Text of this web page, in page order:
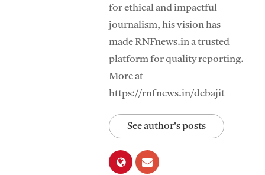
for ethical and impactful
journalism, his vision has
made RNFnews.in a trusted
platform for quality reporting.
More at
https://rnfnews.in/debajit
See author's posts